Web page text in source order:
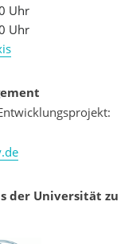
Uhr
Uhr
der Universität zu